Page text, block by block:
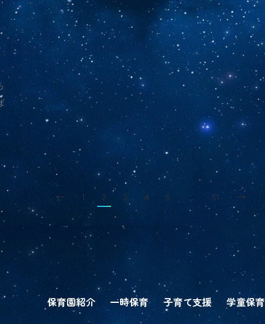
← 1 2 3 4 5 … 51 →
保育園紹介 一時保育 子育て支援 学童保育